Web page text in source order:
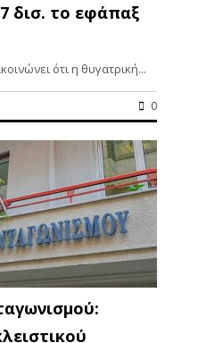
δισ. το εφάπαξ
ότι η θυγατρική...
0